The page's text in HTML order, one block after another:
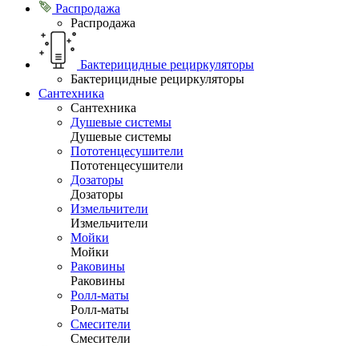
Распродажа
Распродажа
Бактерицидные рециркуляторы
Бактерицидные рециркуляторы
Сантехника
Сантехника
Душевые системы
Душевые системы
Пототенцесушители
Пототенцесушители
Дозаторы
Дозаторы
Измельчители
Измельчители
Мойки
Мойки
Раковины
Раковины
Ролл-маты
Ролл-маты
Смесители
Смесители